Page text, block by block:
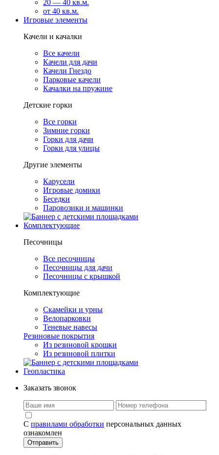
20 — 40 кв.м.
от 40 кв.м.
Игровые элементы
Качели и качалки
Все качели
Качели для дачи
Качели Гнездо
Парковые качели
Качалки на пружине
Детские горки
Все горки
Зимние горки
Горки для дачи
Горки для улицы
Другие элементы
Карусели
Игровые домики
Беседки
Паровозики и машинки
Комплектующие
Песочницы
Все песочницы
Песочницы для дачи
Песочницы с крышкой
Комплектующие
Скамейки и урны
Велопарковки
Теневые навесы
Резиновые покрытия
Из резиновой крошки
Из резиновой плитки
Геопластика
Заказать звонок
С правилами обработки персональных данных
ознакомлен